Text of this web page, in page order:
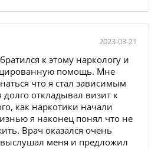
2023-03-21
к этому наркологу и
помощь. Мне
что я стал зависимым
долго откладывал визит к
как наркотики начали
я наконец понял что не
Врач оказался очень
меня и предложил